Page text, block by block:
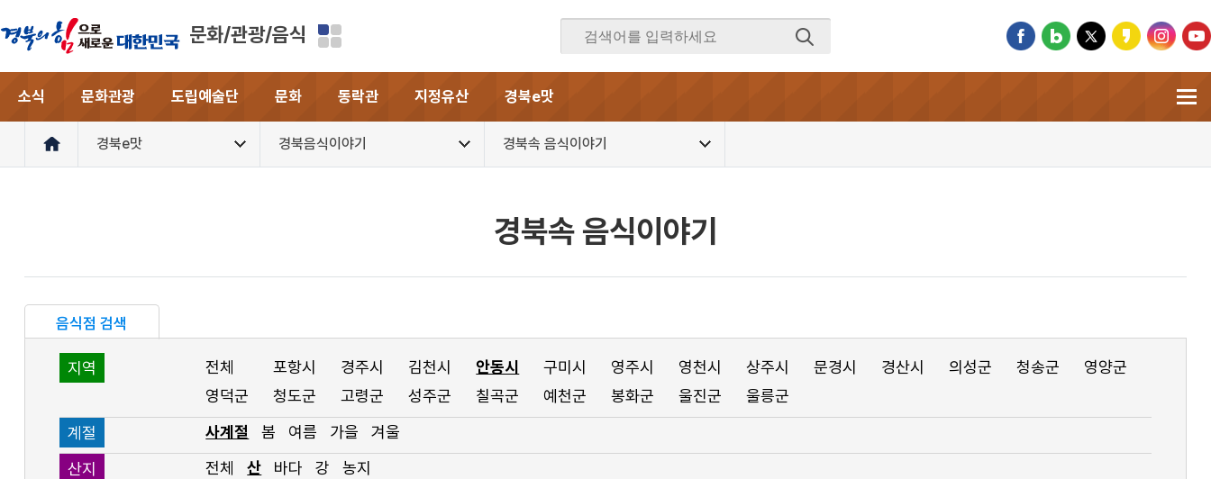
문화/관광/음식
소식 문화관광 도립예술단 문화 동락관 지정유산 경북e맛
경북e맛 경북음식이야기 경북속 음식이야기
경북속 음식이야기
음식점 검색
지역 전체 포항시 경주시 김천시 안동시 구미시 영주시 영천시 상주시 문경시 경산시 의성군 청송군
영양군
영덕군
청도군 고령군 성주군 칠곡군 예천군 봉화군 울진군
울릉군
계절
사계절 봄 여름 가을
겨울
산지
전체 산 바다 강 농지